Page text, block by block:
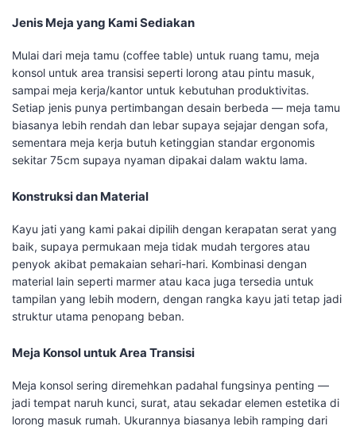
Jenis Meja yang Kami Sediakan
Mulai dari meja tamu (coffee table) untuk ruang tamu, meja
konsol untuk area transisi seperti lorong atau pintu masuk,
sampai meja kerja/kantor untuk kebutuhan produktivitas.
Setiap jenis punya pertimbangan desain berbeda — meja tamu
biasanya lebih rendah dan lebar supaya sejajar dengan sofa,
sementara meja kerja butuh ketinggian standar ergonomis
sekitar 75cm supaya nyaman dipakai dalam waktu lama.
Konstruksi dan Material
Kayu jati yang kami pakai dipilih dengan kerapatan serat yang
baik, supaya permukaan meja tidak mudah tergores atau
penyok akibat pemakaian sehari-hari. Kombinasi dengan
material lain seperti marmer atau kaca juga tersedia untuk
tampilan yang lebih modern, dengan rangka kayu jati tetap jadi
struktur utama penopang beban.
Meja Konsol untuk Area Transisi
Meja konsol sering diremehkan padahal fungsinya penting —
jadi tempat naruh kunci, surat, atau sekadar elemen estetika di
lorong masuk rumah. Ukurannya biasanya lebih ramping dari